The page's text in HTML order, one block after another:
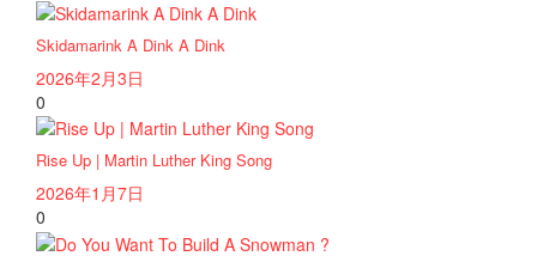
Skidamarink A Dink A Dink
2026年2月3日
0
Rise Up | Martin Luther King Song
2026年1月7日
0